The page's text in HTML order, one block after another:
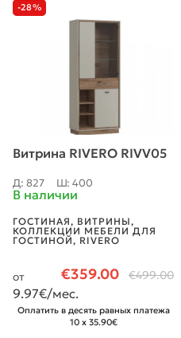
-28%
Витрина RIVERO RIVV05
Д: 827 Ш: 400
В наличии
ГОСТИНАЯ, ВИТРИНЫ,
КОЛЛЕКЦИИ МЕБЕЛИ ДЛЯ
ГОСТИНОЙ, RIVERO
€359.00 €499.00
от
9.97€/мес.
Оплатить в десять равных платежа
10 x 35.90€